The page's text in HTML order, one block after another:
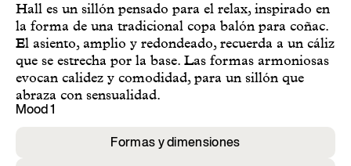
Hall es un sillón pensado para el relax, inspirado en
la forma de una tradicional copa balón para coñac.
El asiento, amplio y redondeado, recuerda a un cáliz
que se estrecha por la base. Las formas armoniosas
evocan calidez y comodidad, para un sillón que
abraza con sensualidad.
Mood 1
Formas y dimensiones